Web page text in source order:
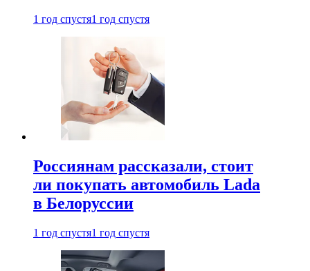
1 год спустя1 год спустя
Россиянам рассказали, стоит
ли покупать автомобиль Lada
в Белоруссии
1 год спустя1 год спустя